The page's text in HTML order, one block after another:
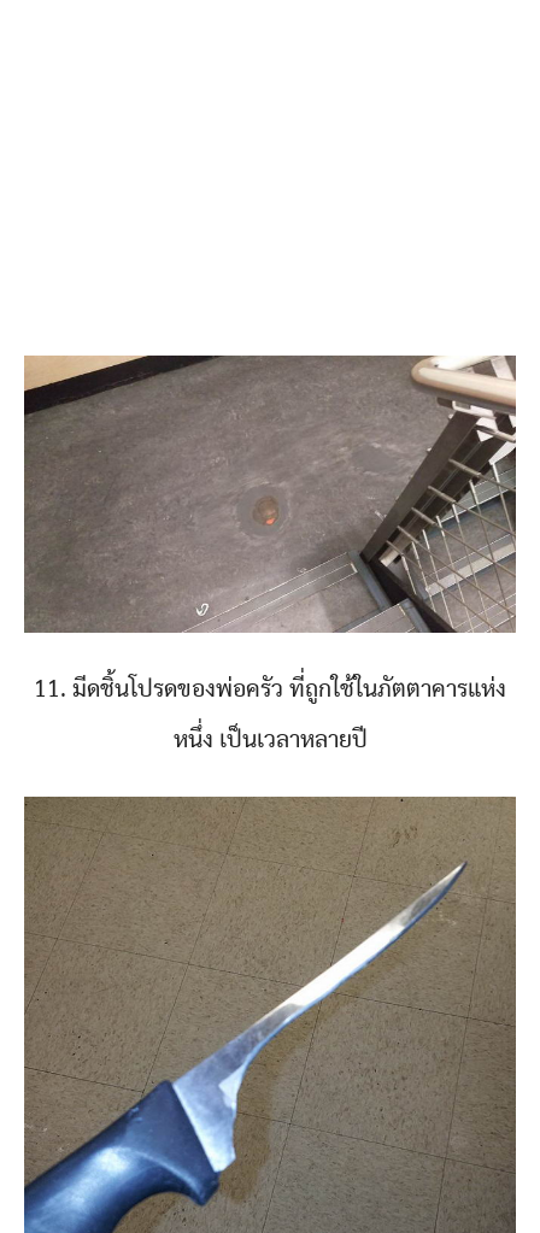
11. มีดชิ้นโปรดของพ่อครัว ที่ถูกใช้ในภัตตาคารแห่ง
หนึ่ง เป็นเวลาหลายปี